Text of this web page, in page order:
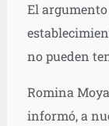
El
no pueden
Romina
informó, a